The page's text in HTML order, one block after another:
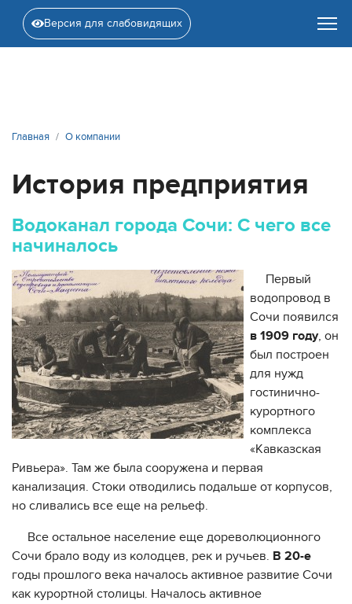
Версия для слабовидящих
Главная О компании
История предприятия
Водоканал города Сочи: С чего все
начиналось
Первый
водопровод в
Сочи появился
в 1909 году, он
был построен
для нужд
гостинично-
курортного
комплекса
«Кавказская
Ривьера». Там же была сооружена и первая
канализация. Стоки отводились подальше от корпусов,
но сливались все еще на рельеф.
Все остальное население еще дореволюционного
Сочи брало воду из колодцев, рек и ручьев. В 20-е
годы прошлого века началось активное развитие Сочи
как курортной столицы. Началось активное